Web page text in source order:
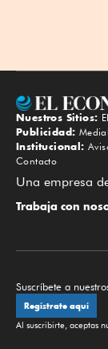
Nuestros Sitios:
Publicidad:
Institucional:
Contacto
Una empresa
Trabaja con
Suscríbete a
Regístrate aquí
Al suscribirte, aceptas